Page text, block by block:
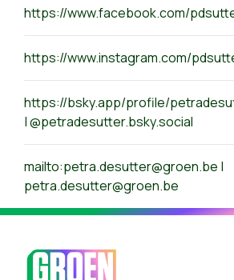
https://www.facebook.com/
https://www.instagram.com/
https://bsky.app/profile/
|@petradesutter.bsky.social
mailto:petra.desutter@groen.be |
petra.desutter@groen.be